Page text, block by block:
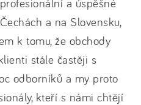
a úspěšné
a na Slovensku,
k tomu, že obchody
stále častěji s
odborníků a my proto
kteří s námi chtějí